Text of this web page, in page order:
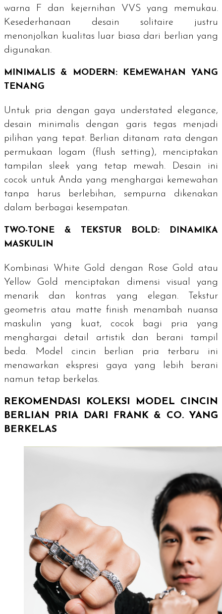
warna F dan kejernihan VVS yang memukau.
Kesederhanaan desain solitaire justru
menonjolkan kualitas luar biasa dari berlian yang
digunakan.
MINIMALIS & MODERN: KEMEWAHAN YANG
TENANG
Untuk pria dengan gaya understated elegance,
desain minimalis dengan garis tegas menjadi
pilihan yang tepat. Berlian ditanam rata dengan
permukaan logam (flush setting ), menciptakan
tampilan sleek yang tetap mewah. Desain ini
cocok untuk Anda yang menghargai kemewahan
tanpa harus berlebihan, sempurna dikenakan
dalam berbagai kesempatan.
TWO-TONE & TEKSTUR BOLD: DINAMIKA
MASKULIN
Kombinasi White Gold dengan Rose Gold
atau
Yellow Gold
menciptakan dimensi visual yang
menarik dan kontras yang elegan. Tekstur
geometris atau
matte finish
menambah nuansa
maskulin yang kuat, cocok bagi pria yang
menghargai detail artistik dan berani tampil
beda. Model cincin berlian pria terbaru ini
menawarkan ekspresi gaya yang lebih berani
namun tetap berkelas.
REKOMENDASI KOLEKSI MODEL CINCIN
BERLIAN PRIA DARI FRANK & CO. YANG
BERKELAS